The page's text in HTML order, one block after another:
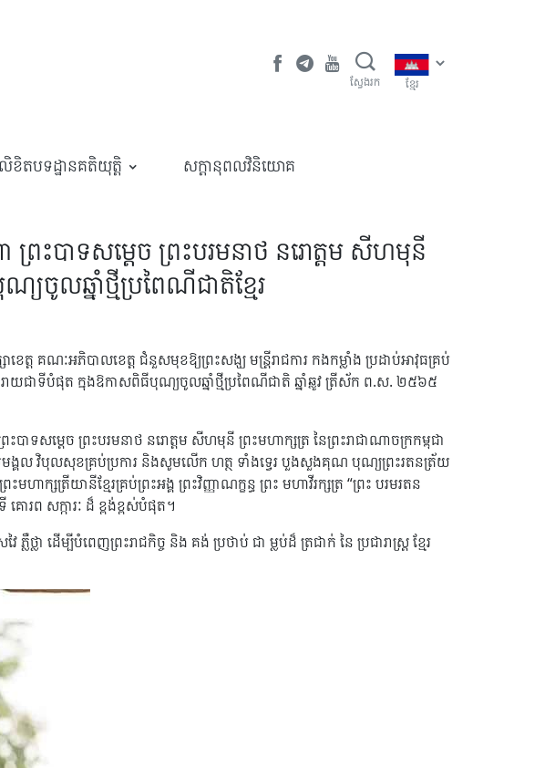
ស្វែងរក ខ្មែរ
លិខិតបទដ្ឋានគតិយុត្តិ ​សក្តានុពលវិនិយោគ
ា ព្រះបាទសម្ដេច ព្រះបរមនាថ នរោត្ដម សីហមុនី
យចូលឆ្នាំថ្មីប្រពៃណីជាតិខែ្មរ
េត្ត គណៈអភិបាលខេត្ត ជំនួសមុខឱ្យព្រះសង្ឃ មន្ត្រីរាជការ កងកម្លាំង ប្រដាប់អាវុធគ្រប់
ាយជាទីបំផុត ក្នុងឱកាសពិធីបុណ្យចូលឆ្នាំថ្មីប្រពៃណីជាតិ ឆ្នាំឆ្លូវ ត្រីស័ក ព.ស. ២៥៦៥
ទសម្ដេច ព្រះបរមនាថ នរោត្ដម សីហមុនី ព្រះមហាក្សត្រ នៃព្រះរាជាណាចក្រកម្ពុជា
មង្គល វិបុលសុខគ្រប់ប្រការ និងសូមលើក ហត្ថ ទាំងទ្វេរ បួងសួងគុណ បុណ្យព្រះរតនត្រ័យ
ហាក្សត្រីយានីខ្មែរគ្រប់ព្រះអង្គ ព្រះវិញ្ញាណក្ខន្ធ ព្រះ មហាវីរក្សត្រ “ព្រះ បរមរតន
ោរព សក្ការៈ ដ៏ ខ្ពង់ខ្ពស់បំផុត។
លា ដើម្បីបំពេញព្រះរាជកិច្ច និង គង់ ប្រថាប់ ជា ម្លប់ដ៏ ត្រជាក់ នៃ ប្រជារាស្ត្រ ខ្មែរ